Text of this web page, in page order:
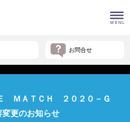
お問合せ
ＭＡＴＣＨ ２０２０－Ｇ
更のお知らせ